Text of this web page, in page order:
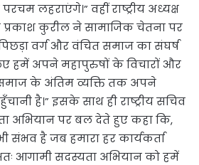
लहराएंगे।” वहीं राष्ट्रीय अध्यक्ष
कुरील ने सामाजिक चेतना पर
वर्ग और वंचित समाज का संघर्ष
हमें अपने महापुरुषों के विचारों और
के अंतिम व्यक्ति तक अपने
है।” इसके साथ ही राष्ट्रीय सचिव
अभियान पर बल देते हुए कहा कि,
संभव है जब हमारा हर कार्यकर्ता
आगामी सदस्यता अभियान को हमें